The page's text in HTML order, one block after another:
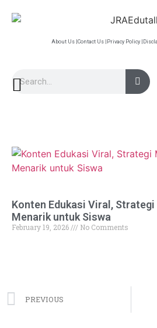
About Us | Contact Us | Privacy Policy |
Konten Edukasi Viral,
Menarik untuk Siswa
February 19, 2026 No Comments
PREVIOUS